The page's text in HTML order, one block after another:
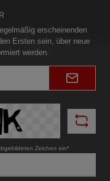
erscheinenden
Ersten sein, über neue
werden.
Zeichen ein*